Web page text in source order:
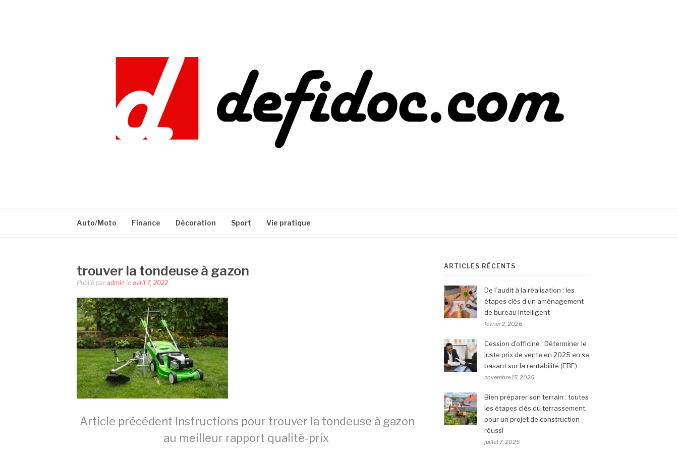
Auto/Moto Finance Décoration Sport Vie pratique
trouver la tondeuse à gazon
Publié par admin le avril 7, 2022
Lire
Article précédent Instructions pour trouver la tondeuse à gazon
au meilleur rapport qualité-prix
ARTICLES RÉCENTS
De l’audit à la réalisation : les
étapes clés d’un aménagement
de bureau intelligent
février 2, 2026
Cession d’officine : Déterminer le
juste prix de vente en 2025 en se
basant sur la rentabilité (EBE)
novembre 15, 2025
Bien préparer son terrain : toutes
les étapes clés du terrassement
pour un projet de construction
réussi
juillet 7, 2025